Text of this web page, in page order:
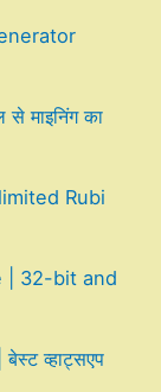
माइनिंग का
Rubi
| 32-bit and
व्हाट्सएप